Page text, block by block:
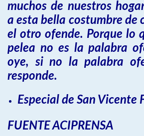
muchos de nuestros
a esta bella costumbre de
el otro ofende. Porque lo
pelea no es la palabra
oye, si no la palabra
responde.
Especial de San Vicente
FUENTE ACIPRENSA